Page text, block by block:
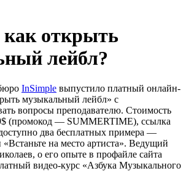
открыть
лейбл?
InSimple выпустило платный онлайн-
музыкальный лейбл» с
вопросы преподавателю. Стоимость
(промокод — SUMMERTIME), ссылка
два бесплатных примера —
на место артиста». Ведущий
о его опыте в профайле сайта
видео-курс «Азбука Музыкального